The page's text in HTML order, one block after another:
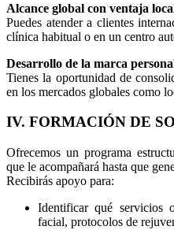
Alcance global con ventaja
Puedes atender a clientes
clínica habitual o en un centro
Desarrollo de la marca
Tienes la oportunidad de
en los mercados globales como
IV. FORMACIÓN DE
Ofrecemos un programa
que le acompañará hasta que
Recibirás apoyo para:
Identificar qué servicios
facial, protocolos de